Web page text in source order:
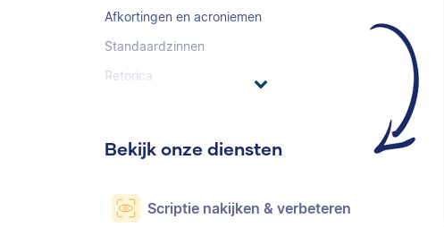
Afkortingen en acroniemen
Standaardzinnen
Retorica
Bekijk onze diensten
Scriptie nakijken & verbeteren